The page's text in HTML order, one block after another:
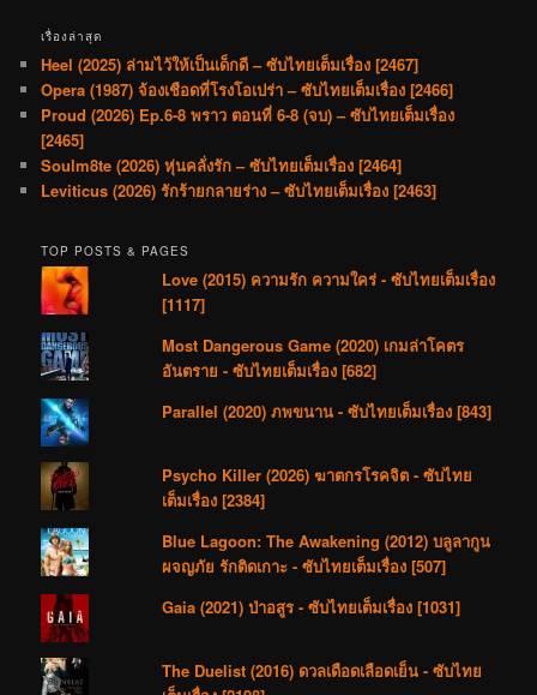
เรื่องล่าสุด
Heel (2025) ล่ามไว้ให้เป็นเด็กดี – ซับไทยเต็มเรื่อง [2467]
Opera (1987) จ้องเชือดที่โรงโอเปร่า – ซับไทยเต็มเรื่อง [2466]
Proud (2026) Ep.6-8 พราว ตอนที่ 6-8 (จบ) – ซับไทยเต็มเรื่อง
[2465]
Soulm8te (2026) หุ่นคลั่งรัก – ซับไทยเต็มเรื่อง [2464]
Leviticus (2026) รักร้ายกลายร่าง – ซับไทยเต็มเรื่อง [2463]
TOP POSTS & PAGES
Love (2015) ความรัก ความใคร่ - ซับไทยเต็มเรื่อง
[1117]
Most Dangerous Game (2020) เกมล่าโคตร
อันตราย - ซับไทยเต็มเรื่อง [682]
Parallel (2020) ภพขนาน - ซับไทยเต็มเรื่อง [843]
Psycho Killer (2026) ฆาตกรโรคจิต - ซับไทย
เต็มเรื่อง [2384]
Blue Lagoon: The Awakening (2012) บลูลากูน
ผจญภัย รักติดเกาะ - ซับไทยเต็มเรื่อง [507]
Gaia (2021) ป่าอสูร - ซับไทยเต็มเรื่อง [1031]
The Duelist (2016) ดวลเดือดเลือดเย็น - ซับไทย